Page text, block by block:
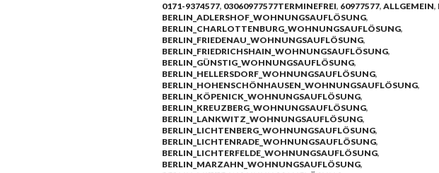
0171-9374577, 03060977577TERMINEFREI, 60977577, ALLGEMEIN,
BERLIN_ADLERSHOF_WOHNUNGSAUFLÖSUNG,
BERLIN_CHARLOTTENBURG_WOHNUNGSAUFLÖSUNG,
BERLIN_FRIEDENAU_WOHNUNGSAUFLÖSUNG,
BERLIN_FRIEDRICHSHAIN_WOHNUNGSAUFLÖSUNG,
BERLIN_GÜNSTIG_WOHNUNGSAUFLÖSUNG,
BERLIN_HELLERSDORF_WOHNUNGSAUFLÖSUNG,
BERLIN_HOHENSCHÖNHAUSEN_WOHNUNGSAUFLÖSUNG,
BERLIN_KÖPENICK_WOHNUNGSAUFLÖSUNG,
BERLIN_KREUZBERG_WOHNUNGSAUFLÖSUNG,
BERLIN_LANKWITZ_WOHNUNGSAUFLÖSUNG,
BERLIN_LICHTENBERG_WOHNUNGSAUFLÖSUNG,
BERLIN_LICHTENRADE_WOHNUNGSAUFLÖSUNG,
BERLIN_LICHTERFELDE_WOHNUNGSAUFLÖSUNG,
BERLIN_MARZAHN_WOHNUNGSAUFLÖSUNG,